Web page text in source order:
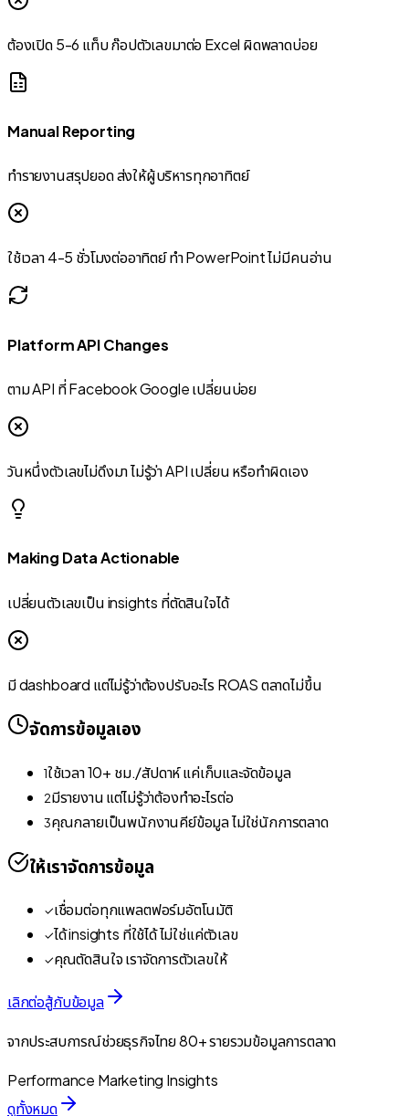
ต้องเปิด 5-6 แท็บ ก๊อปตัวเลขมาต่อ Excel ผิดพลาดบ่อย
Manual Reporting
ทำรายงานสรุปยอด ส่งให้ผู้บริหารทุกอาทิตย์
ใช้เวลา 4-5 ชั่วโมงต่ออาทิตย์ ทำ PowerPoint ไม่มีคนอ่าน
Platform API Changes
ตาม API ที่ Facebook Google เปลี่ยนบ่อย
วันหนึ่งตัวเลขไม่ดึงมา ไม่รู้ว่า API เปลี่ยน หรือทำผิดเอง
Making Data Actionable
เปลี่ยนตัวเลขเป็น insights ที่ตัดสินใจได้
มี dashboard แต่ไม่รู้ว่าต้องปรับอะไร ROAS ตลาดไม่ขึ้น
จัดการข้อมูลเอง
1ใช้เวลา 10+ ชม./สัปดาห์ แค่เก็บและจัดข้อมูล
2มีรายงาน แต่ไม่รู้ว่าต้องทำอะไรต่อ
3คุณกลายเป็นพนักงานคีย์ข้อมูล ไม่ใช่นักการตลาด
ให้เราจัดการข้อมูล
✓เชื่อมต่อทุกแพลตฟอร์มอัตโนมัติ
✓ได้ insights ที่ใช้ได้ ไม่ใช่แค่ตัวเลข
✓คุณตัดสินใจ เราจัดการตัวเลขให้
เลิกต่อสู้กับข้อมูล
จากประสบการณ์ช่วยธุรกิจไทย 80+ รายรวมข้อมูลการตลาด
Performance Marketing Insights
ดูทั้งหมด